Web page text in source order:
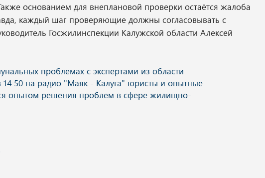
основанием для внеплановой проверки остаётся жалоба
каждый шаг проверяющие должны согласовывать с
Госжилинспекции Калужской области Алексей